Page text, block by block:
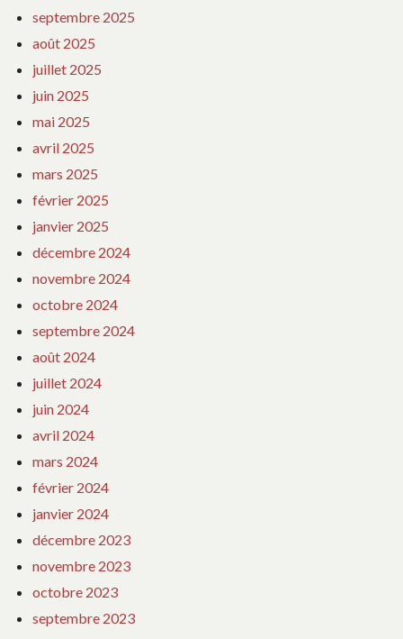
septembre 2025
août 2025
juillet 2025
juin 2025
mai 2025
avril 2025
mars 2025
février 2025
janvier 2025
décembre 2024
novembre 2024
octobre 2024
septembre 2024
août 2024
juillet 2024
juin 2024
avril 2024
mars 2024
février 2024
janvier 2024
décembre 2023
novembre 2023
octobre 2023
septembre 2023